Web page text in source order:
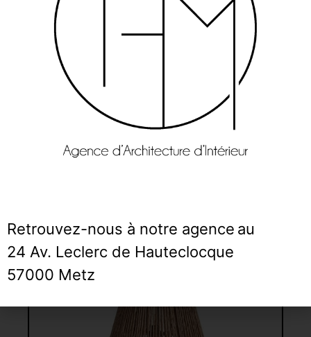
Lampe « SIFNOS RAPHIA »
Pieds en papier maché et abat jour en Raphia
189,00
Ajouter au panier
Retrouvez-nous à notre agence au
24 Av. Leclerc de Hauteclocque
57000 Metz